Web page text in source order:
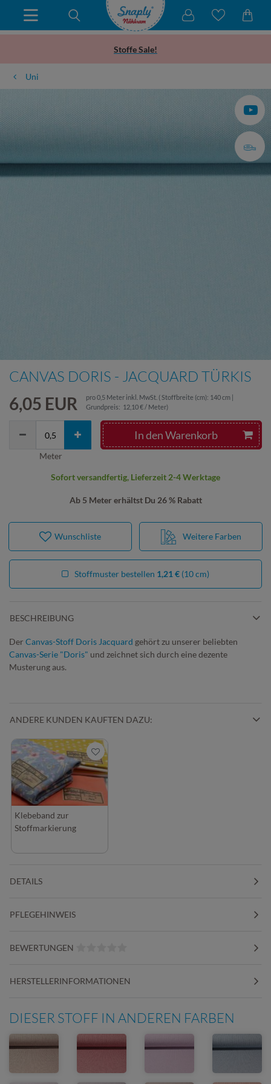
Stoffe Sale!
Uni
CANVAS DORIS - JACQUARD TÜRKIS
6,05 EUR pro0,5 Meter inkl. MwSt. ( Stoffbreite (cm): 140 cm |
Grundpreis: 12,10 € / Meter)
Ab 5 Meter erhältst Du 26 % Rabatt
In den Warenkorb
Meter
Sofort versandfertig, Lieferzeit 2-4 Werktage
Weitere Farben
Wunschliste
Stoffmuster bestellen 1,21 € (10 cm)
BESCHREIBUNG
Der Canvas-Stoff Doris Jacquard gehört zu unserer beliebten
Canvas-Serie "Doris" und zeichnet sich durch eine dezente
Musterung aus.
ANDERE KUNDEN KAUFTEN DAZU:
Klebeband zur
Stoffmarkierung
DETAILS
PFLEGEHINWEIS
BEWERTUNGEN
HERSTELLERINFORMATIONEN
DIESER STOFF IN ANDEREN FARBEN